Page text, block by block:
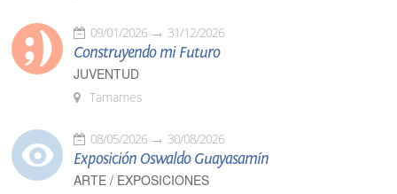
09/01/2026 31/12/2026
Construyendo mi Futuro
JUVENTUD
Tamames
08/05/2026 30/08/2026
Exposición Oswaldo Guayasamín
ARTE / EXPOSICIONES